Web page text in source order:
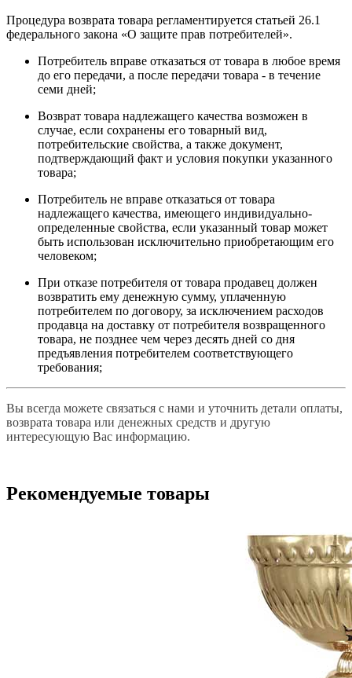
Процедура возврата товара регламентируется статьей 26.1
федерального закона «О защите прав потребителей».
Потребитель вправе отказаться от товара в любое время
до его передачи, а после передачи товара - в течение
семи дней;
Возврат товара надлежащего качества возможен в
случае, если сохранены его товарный вид,
потребительские свойства, а также документ,
подтверждающий факт и условия покупки указанного
товара;
Потребитель не вправе отказаться от товара
надлежащего качества, имеющего индивидуально-
определенные свойства, если указанный товар может
быть использован исключительно приобретающим его
человеком;
При отказе потребителя от товара продавец должен
возвратить ему денежную сумму, уплаченную
потребителем по договору, за исключением расходов
продавца на доставку от потребителя возвращенного
товара, не позднее чем через десять дней со дня
предъявления потребителем соответствующего
требования;
Вы всегда можете связаться с нами и уточнить детали оплаты,
возврата товара или денежных средств и другую
интересующую Вас информацию.
Рекомендуемые товары